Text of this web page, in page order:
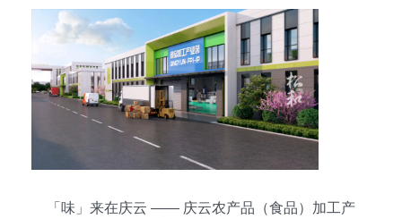
「味」来在庆云 —— 庆云农产品（食品）加工产